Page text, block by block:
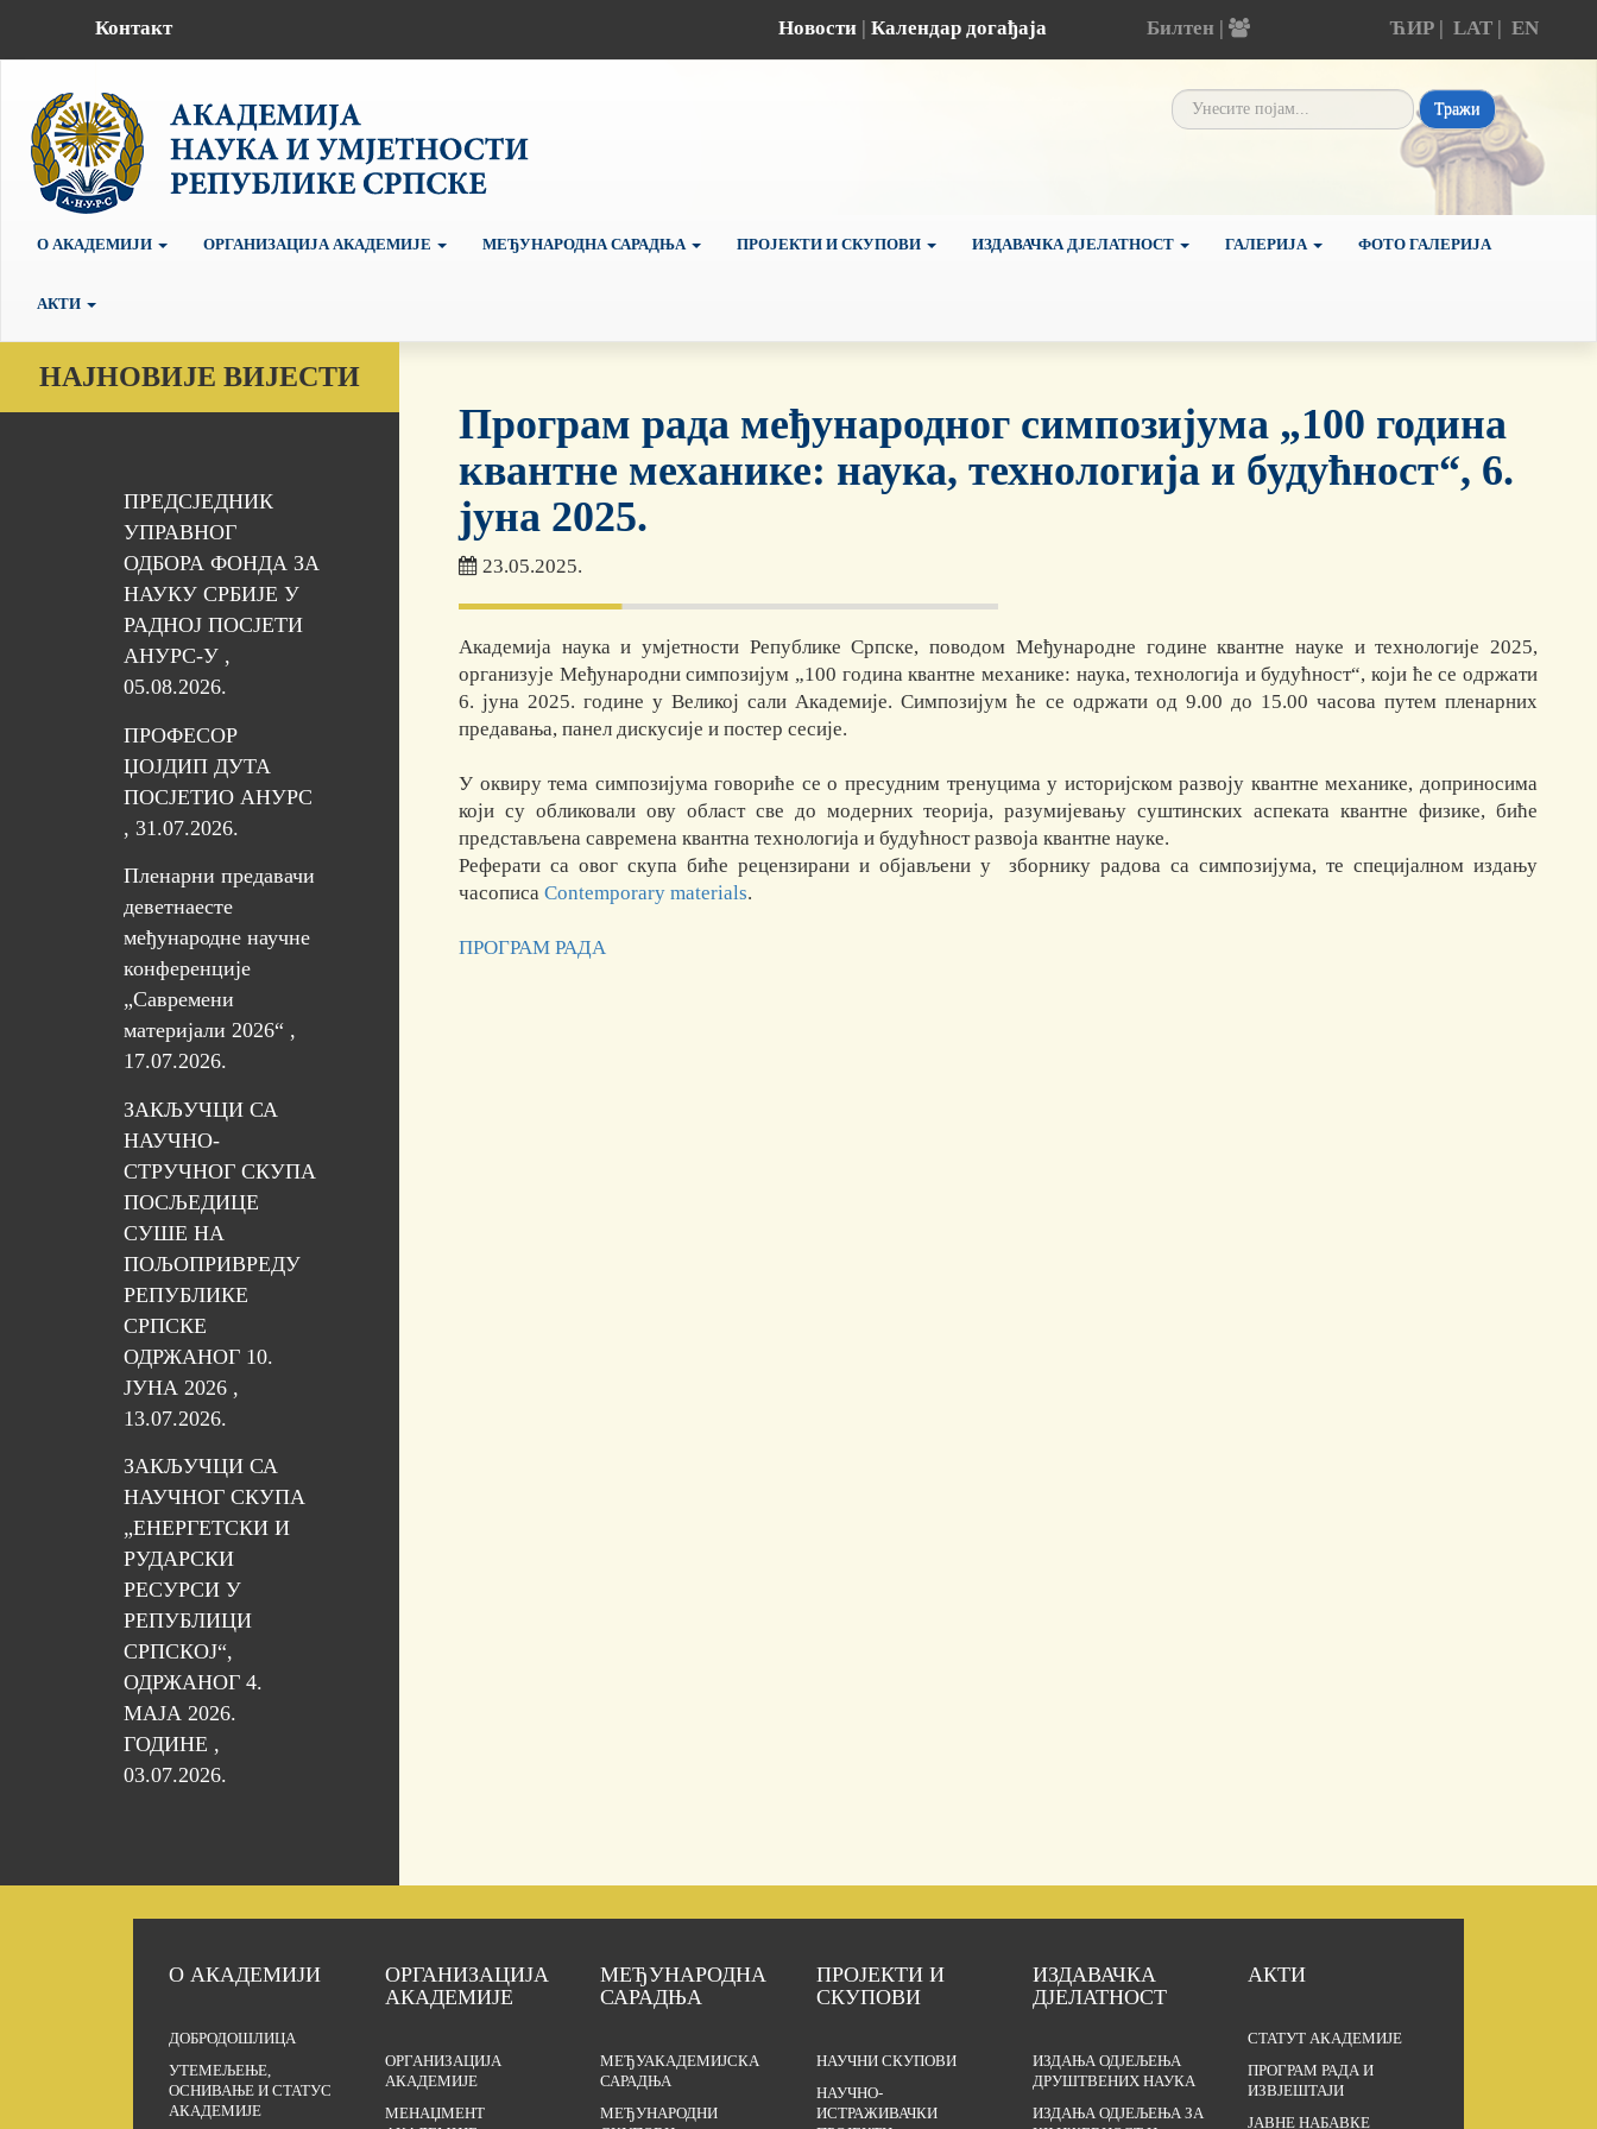
Контакт Новости | Календар догађаја Билтен | ЋИР| LAT| EN
Тражи
О АКАДЕМИЈИ ОРГАНИЗАЦИЈА АКАДЕМИЈЕ МЕЂУНАРОДНА САРАДЊА ПРОЈЕКТИ И СКУПОВИ ИЗДАВАЧКА ДЈЕЛАТНОСТ ГАЛЕРИЈА ФОТО ГАЛЕРИЈА
АКТИ
НАЈНОВИЈЕ ВИЈЕСТИ
ПРЕДСЈЕДНИК
УПРАВНОГ
ОДБОРА ФОНДА ЗА
НАУКУ СРБИЈЕ У
РАДНОЈ ПОСЈЕТИ
АНУРС-У ,
05.08.2026.
ПРОФЕСОР
ЏОЈДИП ДУТА
ПОСЈЕТИО АНУРС
, 31.07.2026.
Пленарни предавачи
деветнаесте
међународне научне
конференције
„Савремени
материјали 2026“ ,
17.07.2026.
ЗАКЉУЧЦИ СА
НАУЧНО-
СТРУЧНОГ СКУПА
ПОСЉЕДИЦЕ
СУШЕ НА
ПОЉОПРИВРЕДУ
РЕПУБЛИКЕ
СРПСКЕ
ОДРЖАНОГ 10.
ЈУНА 2026 ,
13.07.2026.
ЗАКЉУЧЦИ СА
НАУЧНОГ СКУПА
„ЕНЕРГЕТСКИ И
РУДАРСКИ
РЕСУРСИ У
РЕПУБЛИЦИ
СРПСКОЈ“,
ОДРЖАНОГ 4.
МАЈА 2026.
ГОДИНЕ ,
03.07.2026.
Програм рада међународног симпозијума „100 година
квантне механике: наука, технологија и будућност“, 6.
јуна 2025.
23.05.2025.
Академија наука и умјетности Републике Српске, поводом Међународне године квантне науке и технологије 2025,
организује Међународни симпозијум „100 година квантне механике: наука, технологија и будућност“, који ће се одржати
6. јуна 2025. године у Великој сали Академије. Симпозијум ће се одржати од 9.00 до 15.00 часова путем пленарних
предавања, панел дискусије и постер сесије.
У оквиру тема симпозијума говориће се о пресудним тренуцима у историјском развоју квантне механике, доприносима
који су обликовали ову област све до модерних теорија, разумијевању суштинских аспеката квантне физике, биће
представљена савремена квантна технологија и будућност развоја квантне науке.
Реферати са овог скупа биће рецензирани и објављени у зборнику радова са симпозијума, те специјалном издању
часописа Contemporary materials.
ПРОГРАМ РАДА
О АКАДЕМИЈИ
ДОБРОДОШЛИЦА
УТЕМЕЉЕЊЕ,
ОСНИВАЊЕ И СТАТУС
АКАДЕМИЈЕ
ОРГАНИЗАЦИЈА
АКАДЕМИЈЕ
ОРГАНИЗАЦИЈА
АКАДЕМИЈЕ
МЕНАЏМЕНТ
МЕЂУНАРОДНА
САРАДЊА
МЕЂУАКАДЕМИЈСКА
САРАДЊА
МЕЂУНАРОДНИ
ПРОЈЕКТИ И
СКУПОВИ
НАУЧНИ СКУПОВИ
НАУЧНО-
ИСТРАЖИВАЧКИ
ИЗДАВАЧКА
ДЈЕЛАТНОСТ
ИЗДАЊА ОДЈЕЉЕЊА
ДРУШТВЕНИХ НАУКА
ИЗДАЊА ОДЈЕЉЕЊА ЗА
АКТИ
СТАТУТ АКАДЕМИЈЕ
ПРОГРАМ РАДА И
ИЗВЈЕШТАЈИ
ЈАВНЕ НАБАВКЕ